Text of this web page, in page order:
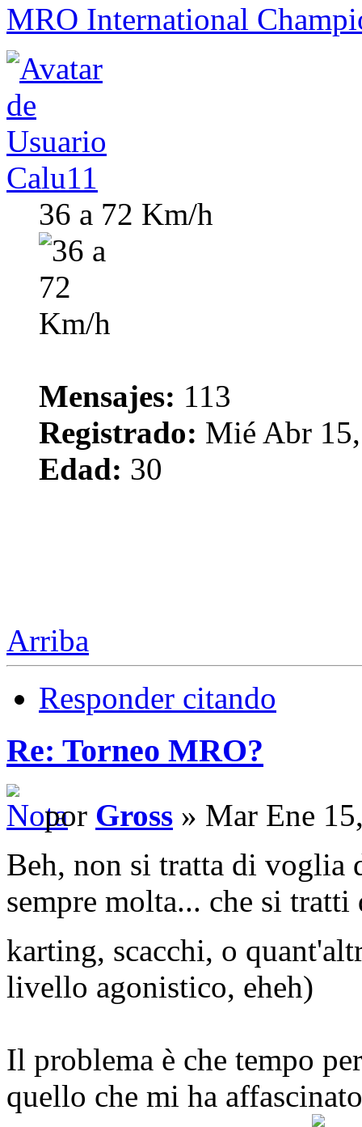
MRO International
Calu11
36 a 72 Km/h
Mensajes: 113
Registrado: Mié Abr
Edad: 30
Arriba
Responder citando
Re: Torneo MRO?
por Gross » Mar Ene
Beh, non si tratta di voglia
sempre molta... che si
karting, scacchi, o
livello agonistico, eheh)
Il problema è che tempo
quello che mi ha